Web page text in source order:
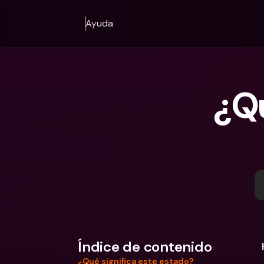
Ayuda
Índice de contenido
¿Qué significa este estado?